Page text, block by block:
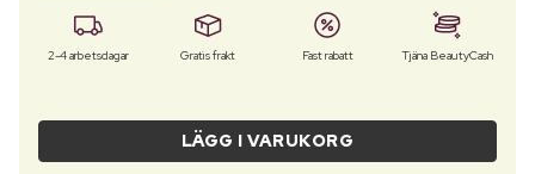
2-4 arbetsdagar Gratis frakt Fast rabatt Tjäna BeautyCash
LÄGG I VARUKORG